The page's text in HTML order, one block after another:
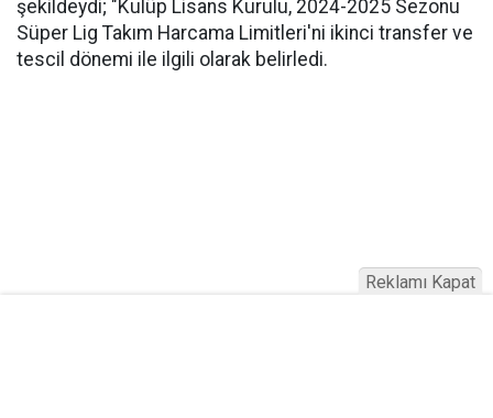
şekildeydi; "Kulüp Lisans Kurulu, 2024-2025 Sezonu
Süper Lig Takım Harcama Limitleri'ni ikinci transfer ve
tescil dönemi ile ilgili olarak belirledi.
Reklamı Kapat